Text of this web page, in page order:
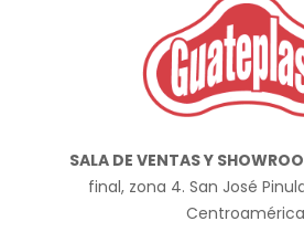
SALA DE VENTAS Y
final, zona 4. San José